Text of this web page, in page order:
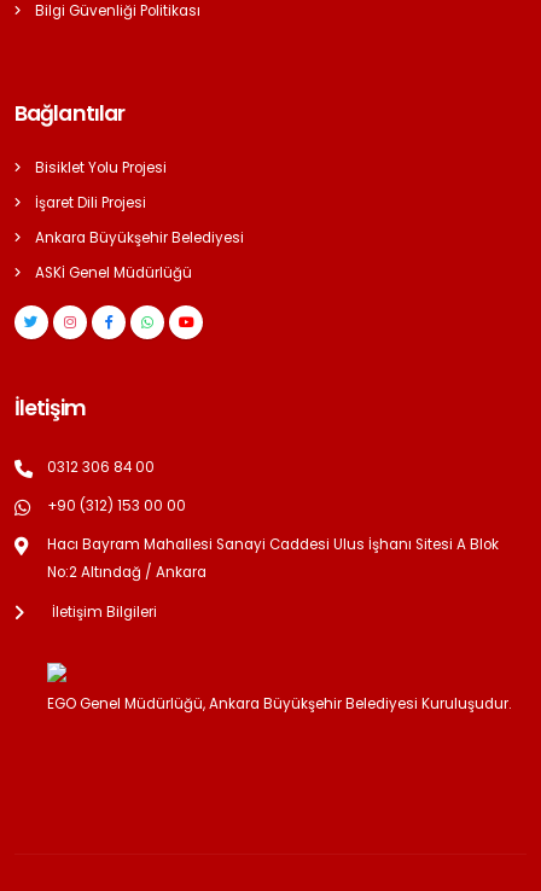
Bilgi Güvenliği Politikası
Bağlantılar
Bisiklet Yolu Projesi
İşaret Dili Projesi
Ankara Büyükşehir Belediyesi
ASKİ Genel Müdürlüğü
İletişim
0312 306 84 00
+90 (312) 153 00 00
Hacı Bayram Mahallesi Sanayi Caddesi Ulus İşhanı Sitesi A Blok
No:2 Altındağ / Ankara
İletişim Bilgileri
EGO Genel Müdürlüğü, Ankara Büyükşehir Belediyesi Kuruluşudur.